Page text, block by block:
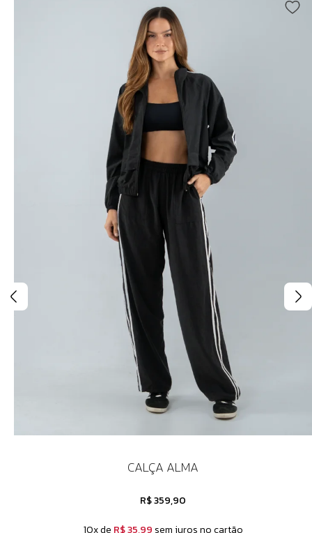
CALÇA ALMA
R$ 359,90
10x de R$ 35,99 sem juros no cartão